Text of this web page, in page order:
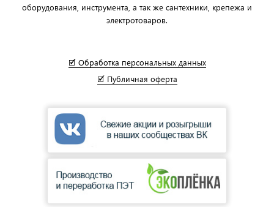
оборудования, инструмента, а так же сантехники, крепежа и
электротоваров.
🗹 Обработка персональных данных
🗹 Публичная оферта